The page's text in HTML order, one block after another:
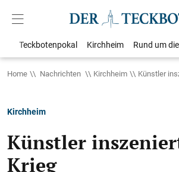
Teckbotenpokal Kirchheim Rund um
Home Nachrichten Kirchheim Künstler
Kirchheim
Künstler
Krieg